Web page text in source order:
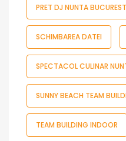
PRET DJ NUNTA
SCHIMBAREA DATEI
SPECTACOL CULINAR
SUNNY BEACH TEAM
TEAM BUILDING INDOOR